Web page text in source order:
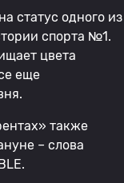
статус одного из
спорта №1.
цвета
еще
также
– слова